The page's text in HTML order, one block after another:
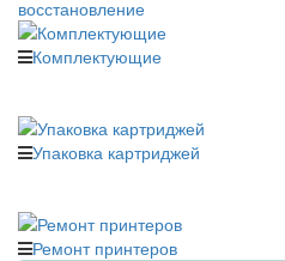
восстановление
Комплектующие
Упаковка картриджей
Ремонт принтеров